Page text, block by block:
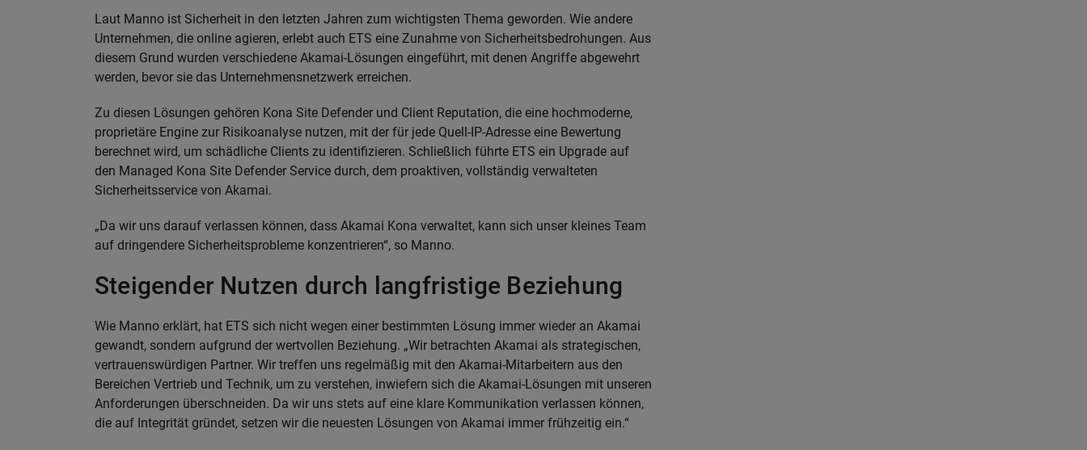
Laut Manno ist Sicherheit in den letzten Jahren zum wichtigsten Thema geworden. Wie andere
Unternehmen, die online agieren, erlebt auch ETS eine Zunahme von Sicherheitsbedrohungen. Aus
diesem Grund wurden verschiedene Akamai-Lösungen eingeführt, mit denen Angriffe abgewehrt
werden, bevor sie das Unternehmensnetzwerk erreichen.
Zu diesen Lösungen gehören Kona Site Defender und Client Reputation, die eine hochmoderne,
proprietäre Engine zur Risikoanalyse nutzen, mit der für jede Quell-IP-Adresse eine Bewertung
berechnet wird, um schädliche Clients zu identifizieren. Schließlich führte ETS ein Upgrade auf
den Managed Kona Site Defender Service durch, dem proaktiven, vollständig verwalteten
Sicherheitsservice von Akamai.
„Da wir uns darauf verlassen können, dass Akamai Kona verwaltet, kann sich unser kleines Team
auf dringendere Sicherheitsprobleme konzentrieren“, so Manno.
Steigender Nutzen durch langfristige Beziehung
Wie Manno erklärt, hat ETS sich nicht wegen einer bestimmten Lösung immer wieder an Akamai
gewandt, sondern aufgrund der wertvollen Beziehung. „Wir betrachten Akamai als strategischen,
vertrauenswürdigen Partner. Wir treffen uns regelmäßig mit den Akamai-Mitarbeitern aus den
Bereichen Vertrieb und Technik, um zu verstehen, inwiefern sich die Akamai-Lösungen mit unseren
Anforderungen überschneiden. Da wir uns stets auf eine klare Kommunikation verlassen können,
die auf Integrität gründet, setzen wir die neuesten Lösungen von Akamai immer frühzeitig ein.“